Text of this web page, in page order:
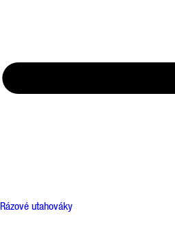
Rázové utahováky